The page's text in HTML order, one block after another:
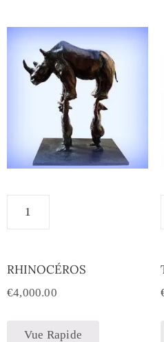
RHINOCÉROS
€4,000.00
Vue Rapide